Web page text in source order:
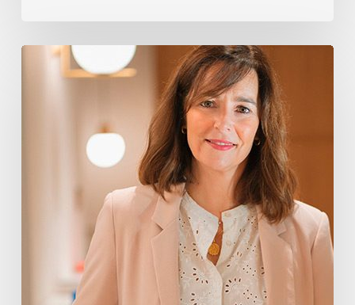
Oihane
Eguiguren